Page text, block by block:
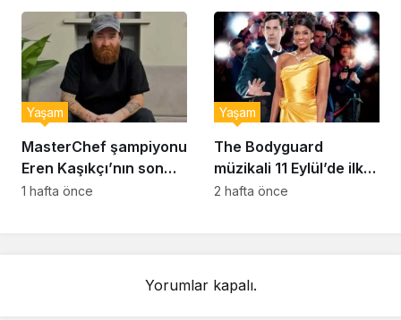
bulmak çok zor’
MasterChef şampiyonu
Eren Kaşıkçı’nın son
anlarındaki kahreden
Yaşam
1 hafta önce
The Bodyguard
müzikali 11 Eylül’de ilk
kez Türkiye’de
Yaşam
2 hafta önce
Yorumlar kapalı.